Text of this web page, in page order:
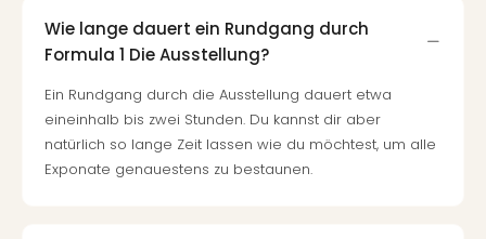
Wie lange dauert ein Rundgang durch
Formula 1 Die Ausstellung?
Ein Rundgang durch die Ausstellung dauert etwa
eineinhalb bis zwei Stunden. Du kannst dir aber
natürlich so lange Zeit lassen wie du möchtest, um alle
Exponate genauestens zu bestaunen.